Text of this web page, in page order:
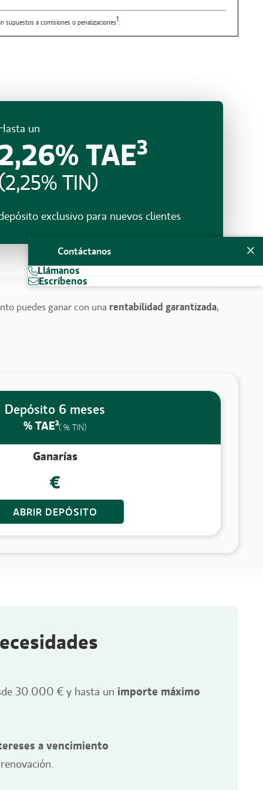
supuestos a comisiones o penalizaciones1.
un
TAE3
TIN)
exclusivo para nuevos clientes
puedes ganar con una rentabilidad garantizada,
Depósito 6 meses
% TAE3( % TIN)
Ganarías
€
ABRIR DEPÓSITO
30.000 € y hasta un importe máximo
a vencimiento
Contáctanos
Llámanos
Escríbenos